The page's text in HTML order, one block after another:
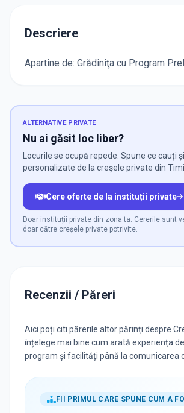
Descriere
Apartine de: Grădiniţa cu Program
ALTERNATIVE PRIVATE
Nu ai găsit loc liber?
Locurile se ocupă repede. Spune ce cauți
personalizate de la creșele private din
Cere oferte de la instituții private
Doar instituții private din zona ta. Cererile sunt
doar către creșele private potrivite.
Recenzii / Păreri
Aici poți citi părerile altor părinți despre
înțelege mai bine cum arată experiența
program și facilități până la comunicarea
FII PRIMUL CARE SPUNE CUM A